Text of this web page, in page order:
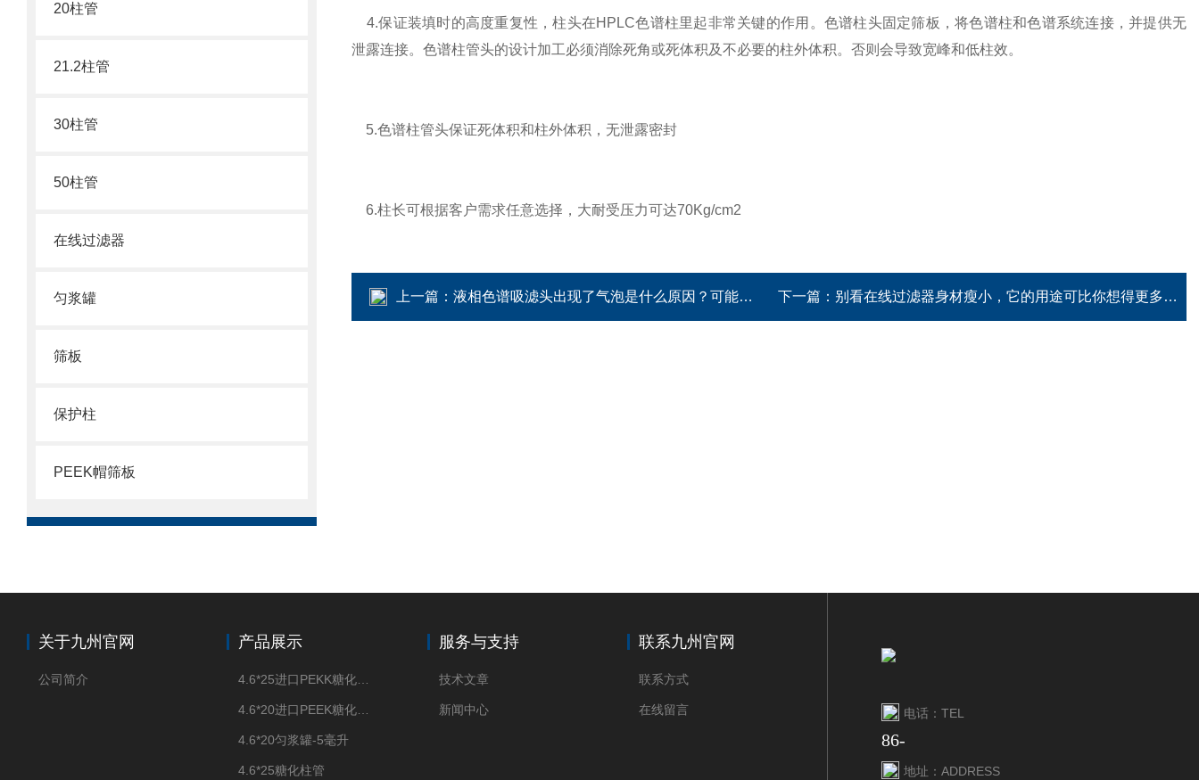
20柱管
21.2柱管
30柱管
50柱管
在线过滤器
匀浆罐
筛板
保护柱
PEEK帽筛板
4.保证装填时的高度重复性，柱头在HPLC色谱柱里起非常关键的作用。色谱柱头固定筛板，将色谱柱和色谱系统连接，并提供无
泄露连接。色谱柱管头的设计加工必须消除死角或死体积及不必要的柱外体积。否则会导致宽峰和低柱效。
5.色谱柱管头保证死体积和柱外体积，无泄露密封
6.柱长可根据客户需求任意选择，大耐受压力可达70Kg/cm2
上一篇： 液相色谱吸滤头出现了气泡是什么原因？可能是你的流动相没有脱气 下一篇： 别看在线过滤器身材瘦小，它的用途可比你想得更多！
关于九州官网
公司简介
产品展示
4.6*20匀浆罐-5毫升
4.6*25糖化柱管
服务与支持
技术文章
新闻中心
联系九州官网
联系方式
在线留言 电话：TEL
86-
地址：ADDRESS